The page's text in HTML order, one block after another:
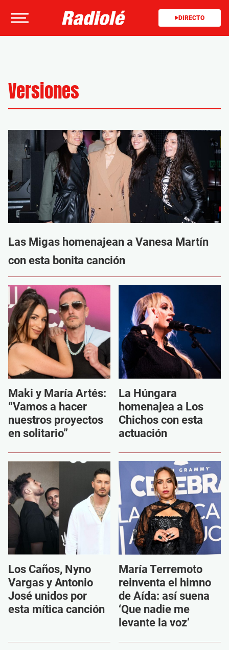
DIRECTO
Versiones
Las Migas homenajean a Vanesa Martín
con esta bonita canción
Maki y María Artés:
“Vamos a hacer
nuestros proyectos
en solitario”
La Húngara
homenajea a Los
Chichos con esta
actuación
Los Caños, Nyno
Vargas y Antonio
José unidos por
esta mítica canción
María Terremoto
reinventa el himno
de Aída: así suena
‘Que nadie me
levante la voz’